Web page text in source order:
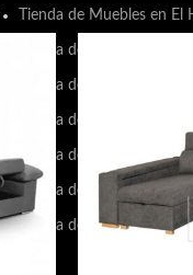
Tienda de Muebles en El
Tienda de Muebles en La
Tienda de Muebles en
Tienda de Muebles en La
Tienda de Muebles en
Tienda de Muebles en
Tienda de Muebles en